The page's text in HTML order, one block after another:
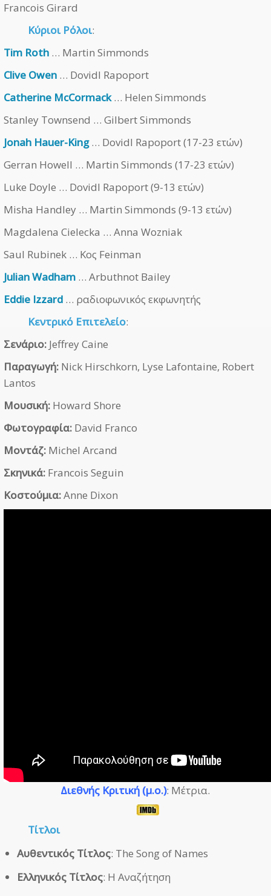
Francois Girard
Κύριοι Ρόλοι:
Tim Roth … Martin Simmonds
Clive Owen … Dovidl Rapoport
Catherine McCormack… Helen Simmonds
Stanley Townsend … Gilbert Simmonds
Jonah Hauer-King… Dovidl Rapoport (17-23 ετών)
Gerran Howell … Martin Simmonds (17-23 ετών)
Luke Doyle … Dovidl Rapoport (9-13 ετών)
Misha Handley … Martin Simmonds (9-13 ετών)
Magdalena Cielecka … Anna Wozniak
Saul Rubinek … Κος Feinman
Julian Wadham … Arbuthnot Bailey
Eddie Izzard … ραδιοφωνικός εκφωνητής
Κεντρικό Επιτελείο:
Σενάριο: Jeffrey Caine
Παραγωγή: Nick Hirschkorn, Lyse Lafontaine, Robert
Lantos
Μουσική: Howard Shore
Φωτογραφία: David Franco
Μοντάζ: Michel Arcand
Σκηνικά: Francois Seguin
Κοστούμια:Anne Dixon
Διεθνής Κριτική (μ.ο.): Μέτρια.
Τίτλοι
Αυθεντικός Τίτλος: The Song of Names
Ελληνικός Τίτλος: Η Αναζήτηση